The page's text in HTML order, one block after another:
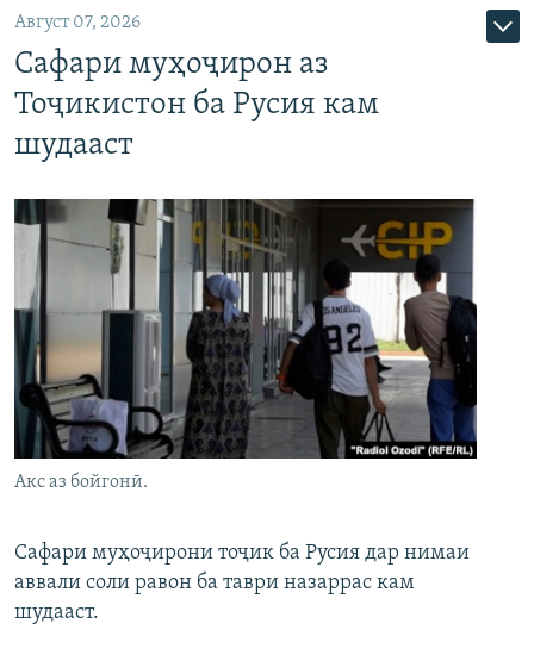
Август 07, 2026
Сафари муҳоҷирон аз
Тоҷикистон ба Русия кам
шудааст
Акс аз бойгонӣ.
Сафари муҳоҷирони тоҷик ба Русия дар нимаи
аввали соли равон ба таври назаррас кам
шудааст.